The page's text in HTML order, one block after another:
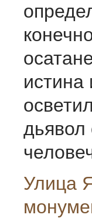
дьявол
Улица